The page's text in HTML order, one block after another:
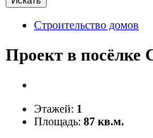
Строительство домов
Проект в
Этажей: 1
Площадь: 87 кв.м.